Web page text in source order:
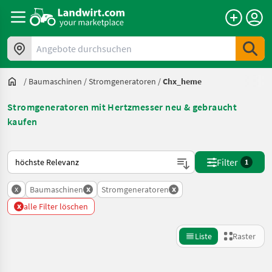
Angebote durchsuchen
/ Baumaschinen /Stromgeneratoren /Chx_heme
Stromgeneratoren mit Hertzmesser neu & gebraucht
kaufen
So wird auf Landwirt.com sortiert
Filter 1
x Baumaschinen x Stromgeneratoren x
x alle Filter löschen
Liste Raster